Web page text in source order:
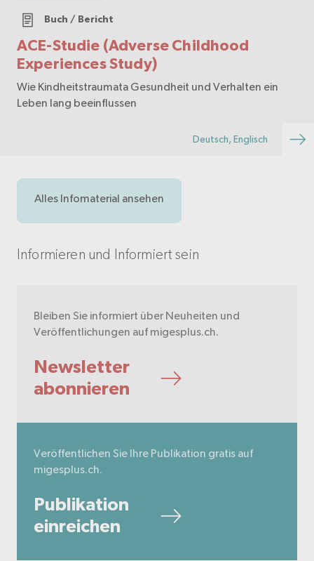
ACE-Studie (Adverse Childhood
Experiences Study)
Buch / Bericht
Wie Kindheitstraumata Gesundheit und Verhalten ein
Leben lang beeinflussen
Deutsch, Englisch
Alles Infomaterial ansehen
Informieren und Informiert sein
Bleiben Sie informiert über Neuheiten und
Veröffentlichungen auf migesplus.ch.
Newsletter
abonnieren
Veröffentlichen Sie Ihre Publikation gratis auf
migesplus.ch.
Publikation
einreichen